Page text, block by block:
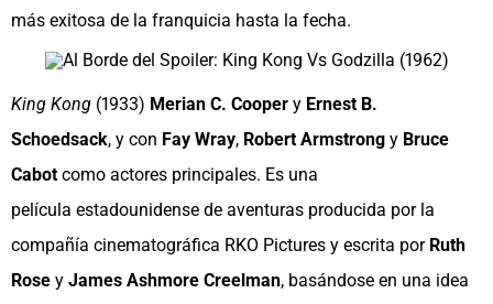
más exitosa de la franquicia hasta la fecha.
King Kong (1933) Merian C. Cooper y Ernest B.
Schoedsack, y con Fay Wray, Robert Armstrong y Bruce
Cabot como actores principales. Es una
película estadounidense de aventuras producida por la
compañía cinematográfica RKO Pictures y escrita por Ruth
Rose y James Ashmore Creelman, basándose en una idea